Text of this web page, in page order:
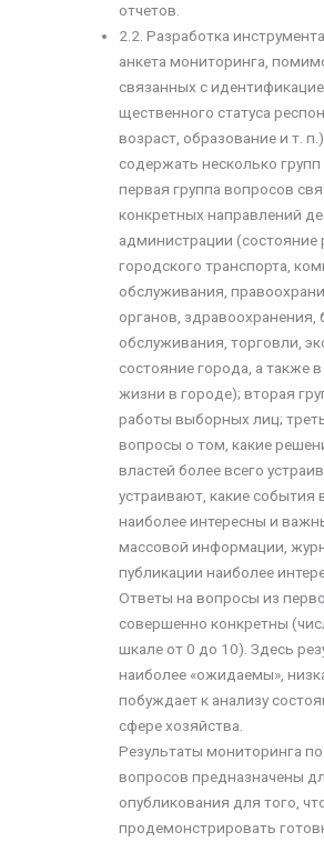
отчетов.
2.2. Разработка
анкета мониторинга,
связанных с
щественного статуса
возраст, образование и т.
содержать несколько
первая группа вопросов
конкретных направлений
администрации (состояние
городского транспорта,
обслуживания,
органов, здраво­охранения,
обслуживания, торговли,
состояние города, а также
жизни в городе); вторая
работы выборных лиц;
вопросы о том, какие
властей более всего
устраивают, какие события
наиболее интересны и
массовой информации,
публикации наиболее
Ответы на вопросы из
совершенно конкретны
шкале от 0 до 10). Здесь
наиболее «ожидаемы»,
побуждает к анализу
сфере хозяйства.
Результаты мониторинга
вопросов предназначены
опубликования для того,
продемонстрировать